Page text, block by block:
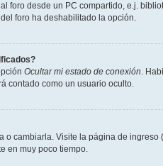
foro desde un PC compartido, e.j.
foro ha deshabilitado la opción.
Ocultar mi estado de conexión .
contado como un usuario oculto.
o cambiarla. Visite la página de ingreso
en muy poco tiempo.